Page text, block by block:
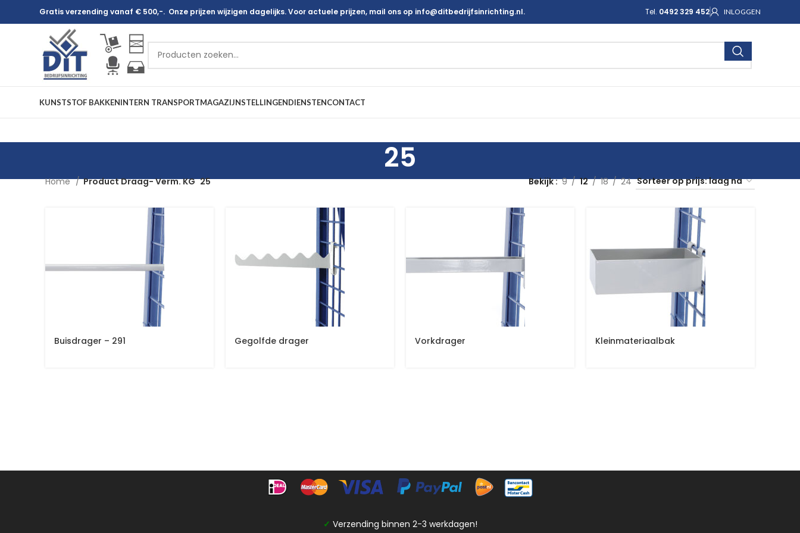
Gratis verzending vanaf € 500,-. Onze prijzen wijzigen dagelijks. Voor actuele prijzen, mail ons op info@ditbedrijfsinrichting.nl. Tel. 0492 329 452 INLOGGEN
KUNSTSTOF BAKKENINTERN TRANSPORTMAGAZIJNSTELLINGENDIENSTENCONTACT
25
Home Product Draag- Verm. KG 25 Bekijk 9 12 18 24
Buisdrager – 291 Gegolfde drager Vorkdrager Kleinmateriaalbak
✓ Verzending binnen 2-3 werkdagen!